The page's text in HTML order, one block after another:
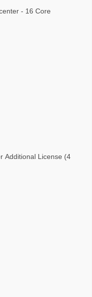
- 16 Core
Additional License (4